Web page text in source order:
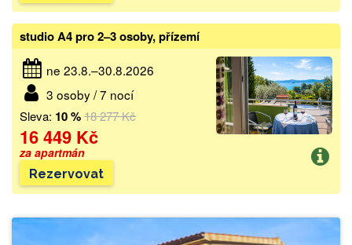
studio A4 pro 2–3 osoby, přízemí
ne 23.8.–30.8.2026
3 osoby / 7 nocí
Sleva: 10 %18 277 Kč
16 449 Kč
za apartmán
Rezervovat